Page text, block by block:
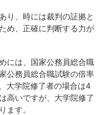
り、時には裁判の証拠と
め、正確に判断する力が
には、国家公務員総合職
公務員総合職試験の倍率
大学院修了者の場合は4
高いですが、大学院修了
ます。